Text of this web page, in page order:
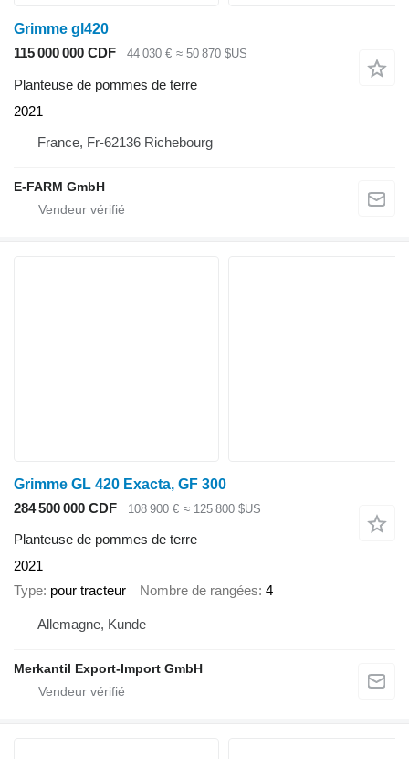
Grimme gl420
115 000 000 CDF
44 030 € ≈ 50 870 $US
Planteuse de pommes de terre
2021
France, Fr-62136 Richebourg
E-FARM GmbH
Grimme GL 420 Exacta, GF 300
284 500 000 CDF
108 900 € ≈ 125 800 $US
Planteuse de pommes de terre
2021
Type pour tracteur Nombre de rangées 4
Allemagne, Kunde
Merkantil Export-Import GmbH